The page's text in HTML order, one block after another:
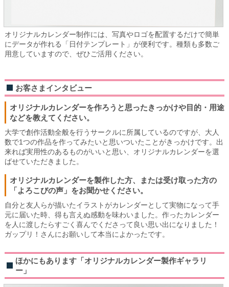
オリジナルカレンダー制作には、写真やロゴを配置するだけで簡単
にデータが作れる「日付テンプレート」が便利です。種類も多数ご
用意していますので、ぜひご活用ください。
お客さまインタビュー
オリジナルカレンダーを作ろうと思ったきっかけや目的・用途
などを教えてください。
大学で創作活動全般を行うサークルに所属しているのですが、大人
数で1つの作品を作ってみたいと思いついたことがきっかけです。出
来れば実用性のあるものがいいと思い、オリジナルカレンダーを選
ばせていただきました。
オリジナルカレンダーを製作した方、または受け取った方の
「よろこびの声」をお聞かせください。
自分と友人らが描いたイラストがカレンダーとして実物になって手
元に届いた時、得も言えぬ感動を味わいました。作ったカレンダー
を人に渡したらすごく喜んでくださって良い思い出になりました！
ガップリ！さんにお願いして本当によかったです。
ほかにもあります「オリジナルカレンダー製作ギャラリ
ー」